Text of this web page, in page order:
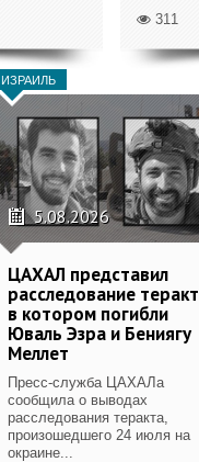
311
ИЗРАИЛЬ
5.08.2026
ЦАХАЛ представил
расследование
в котором погибли
Юваль Эзра и Бениягу
Меллет
Пресс-служба ЦАХАЛа
сообщила о выводах
расследования теракта,
произошедшего 24 июля на
окраине...